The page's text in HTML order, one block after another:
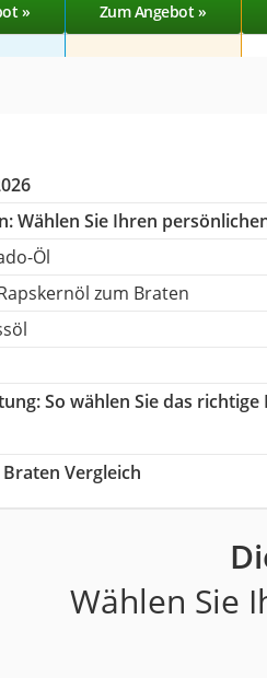
» Zum Angebot »
Wählen Sie Ihren
Öl
zum Braten
: So wählen Sie das
Vergleich
Wählen Sie